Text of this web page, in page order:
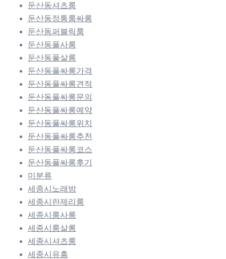
둔산동셔츠룸
둔산동정통룸싸롱
둔산동퍼블릭룸
둔산동풀사롱
둔산동풀살롱
둔산동풀싸롱가격
둔산동풀싸롱견적
둔산동풀싸롱문의
둔산동풀싸롱예약
둔산동풀싸롱위치
둔산동풀싸롱추천
둔산동풀싸롱코스
둔산동풀싸롱후기
미분류
세종시노래방
세종시란제리룸
세종시룸사롱
세종시룸살롱
세종시셔츠룸
세종시유흥